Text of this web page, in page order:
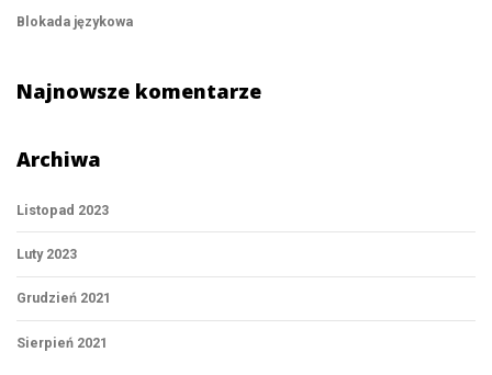
Blokada językowa
Najnowsze komentarze
Archiwa
Listopad 2023
Luty 2023
Grudzień 2021
Sierpień 2021